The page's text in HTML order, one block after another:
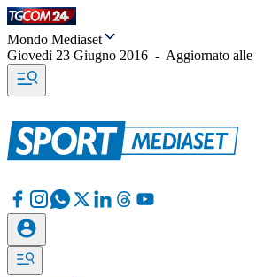
Mondo Mediaset
Giovedì 23 Giugno 2016 - Aggiornato alle